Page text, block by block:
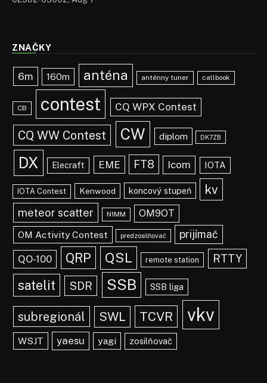
ZNAČKY
6m 160m anténa anténny tuner callbook
CB contest CQ WPX Contest
CQ WW Contest CW diplom DK7ZB
DX Elecraft EME FT8 Icom IOTA
IOTA Contest Kenwood koncový stupeň kv
meteor scatter N1MM
OM9OT
OM Activity Contest
predzosilňovač prijímač
QO-100 QRP QSL remote station RTTY
satelit SDR SSB SSB liga
subregionál SWL TCVR vkv
WSJT yaesu yagi zosilňovač